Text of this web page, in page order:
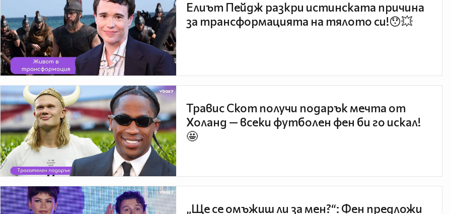
Елиът Пейдж разкри истинската причина
за трансформацията на тялото си!😯💥
Травис Скот получи подарък мечта от
Холанд — всеки футболен фен би го искал!
🤩
„Ще се омъжиш ли за мен?“: Фен предложи